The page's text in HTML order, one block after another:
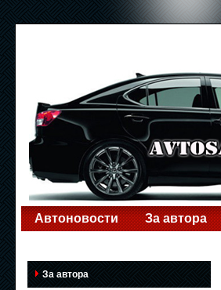
Автоновости За автора
За автора